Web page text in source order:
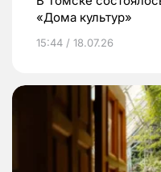
«Дома культур»
15:44 / 18.07.26